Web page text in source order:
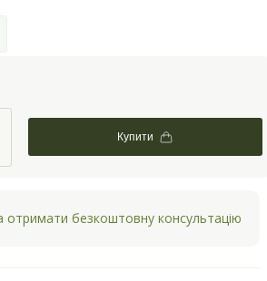
Купити
безкоштовну консультацію